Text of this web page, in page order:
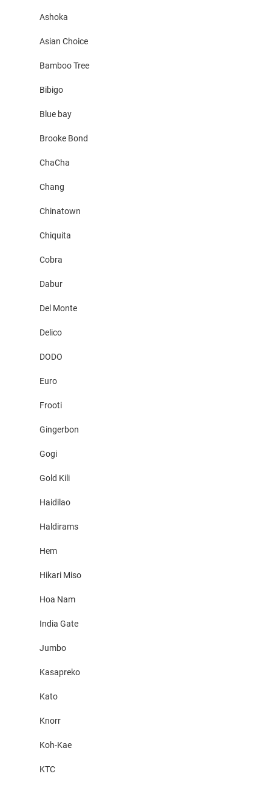
Ashoka
Asian Choice
Bamboo Tree
Bibigo
Blue bay
Brooke Bond
ChaCha
Chang
Chinatown
Chiquita
Cobra
Dabur
Del Monte
Delico
DODO
Euro
Frooti
Gingerbon
Gogi
Gold Kili
Haidilao
Haldirams
Hem
Hikari Miso
Hoa Nam
India Gate
Jumbo
Kasapreko
Kato
Knorr
Koh-Kae
KTC